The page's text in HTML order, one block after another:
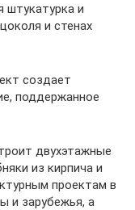
штукатурка и
и стенах
создает
поддержанное
двухэтажные
из кирпича и
проектам в
и зарубежья, а